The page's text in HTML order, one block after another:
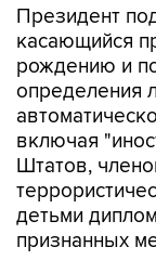
Президент
касающийся
рождению и
определения
включая
Штатов,
детьми
признанных